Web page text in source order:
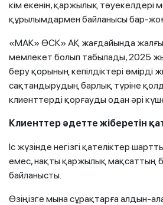
кім екенін, қаржылық тәуекелдері
құрылымдармен байланысы бар-
«МАК» ӨСК» АҚ жағдайында
мемлекет болып табылады, 2025
беру қорының кепілдіктері өмірді
сақтандырудың барлық түріне
клиенттерді қорғауды одан әрі
Клиенттер әдетте жіберетін
Іс жүзінде негізгі қателіктер
емес, нақты қаржылық мақсаттың
байланысты.
Өзіңізге мына сұрақтарға алдын-